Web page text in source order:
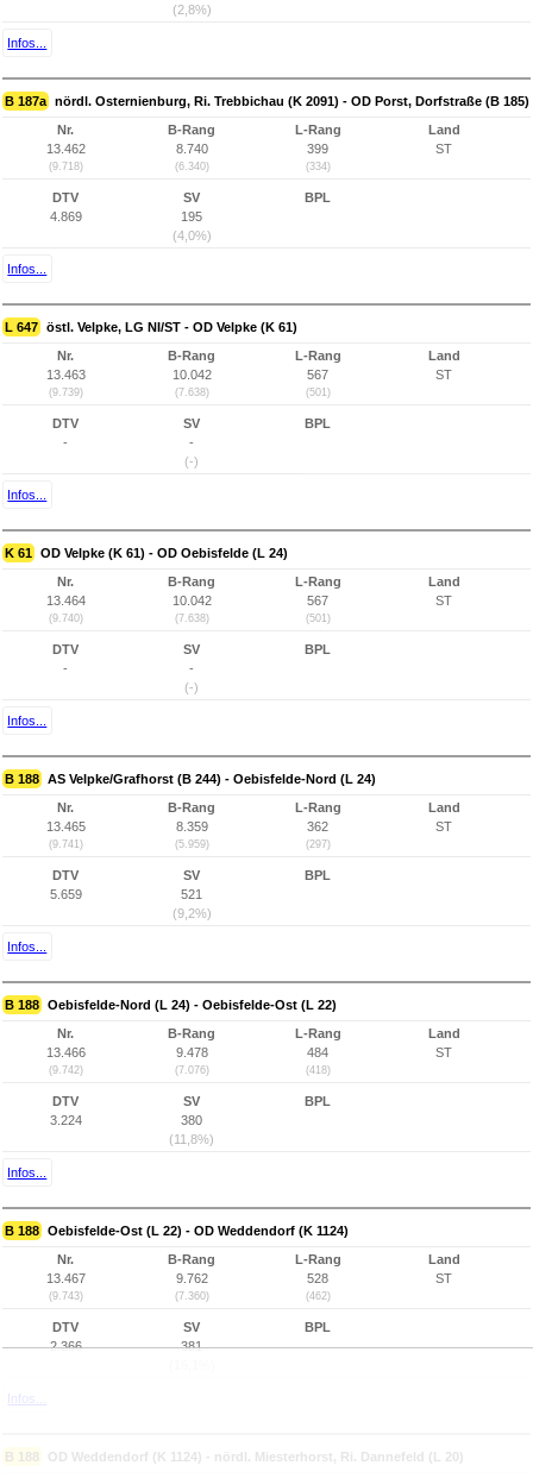
(2,8%)
Infos...
B 187a nördl. Osternienburg, Ri. Trebbichau (K 2091) - OD Porst, Dorfstraße (B 185)
Nr.
13.462
(9.718)
B-Rang
8.740
(6.340)
L-Rang
399
(334)
Land
ST
DTV
4.869
SV
195
(4,0%)
BPL
Infos...
L 647 östl. Velpke, LG NI/ST - OD Velpke (K 61)
Nr.
13.463
(9.739)
B-Rang
10.042
(7.638)
L-Rang
567
(501)
Land
ST
DTV
-
SV
-
(-)
BPL
Infos...
K 61 OD Velpke (K 61) - OD Oebisfelde (L 24)
Nr.
13.464
(9.740)
B-Rang
10.042
(7.638)
L-Rang
567
(501)
Land
ST
DTV
-
SV
-
(-)
BPL
Infos...
B 188 AS Velpke/Grafhorst (B 244) - Oebisfelde-Nord (L 24)
Nr.
13.465
(9.741)
B-Rang
8.359
(5.959)
L-Rang
362
(297)
Land
ST
DTV
5.659
SV
521
(9,2%)
BPL
Infos...
B 188 Oebisfelde-Nord (L 24) - Oebisfelde-Ost (L 22)
Nr.
13.466
(9.742)
B-Rang
9.478
(7.076)
L-Rang
484
(418)
Land
ST
DTV
3.224
SV
380
(11,8%)
BPL
Infos...
B 188 Oebisfelde-Ost (L 22) - OD Weddendorf (K 1124)
Nr.
13.467
(9.743)
B-Rang
9.762
(7.360)
L-Rang
528
(462)
Land
ST
DTV
2.366
SV
381
BPL
Infos...
B 188 OD Weddendorf (K 1124) - nördl. Miesterhorst, Ri. Dannefeld (L 20)